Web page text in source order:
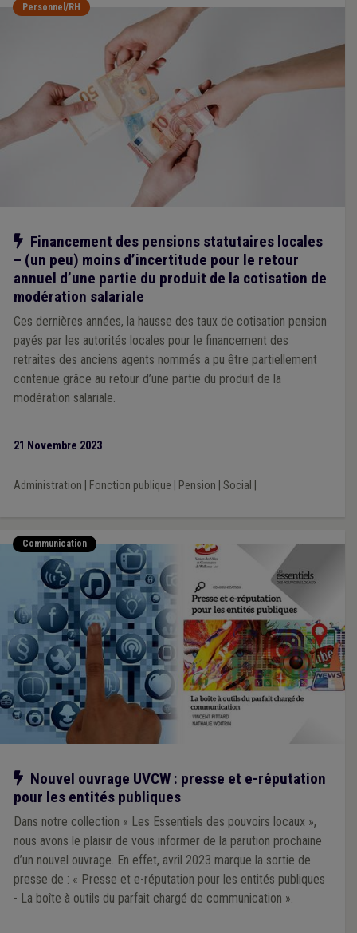
Personnel/RH
Notre action
Financement des pensions statutaires locales
– (un peu) moins d’incertitude pour le retour
annuel d’une partie du produit de la cotisation de
modération salariale
Ces dernières années, la hausse des taux de cotisation pension
payés par les autorités locales pour le financement des
retraites des anciens agents nommés a pu être partiellement
contenue grâce au retour d’une partie du produit de la
modération salariale.
21 Novembre 2023
Administration Fonction publique Pension Social
Communication
Notre action
Nouvel ouvrage UVCW : presse et e-réputation
pour les entités publiques
Dans notre collection « Les Essentiels des pouvoirs locaux »,
nous avons le plaisir de vous informer de la parution prochaine
d’un nouvel ouvrage. En effet, avril 2023 marque la sortie de
presse de : « Presse et e-réputation pour les entités publiques
- La boîte à outils du parfait chargé de communication ».